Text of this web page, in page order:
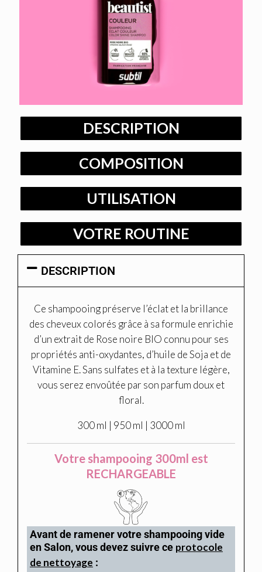
DESCRIPTION
COMPOSITION
UTILISATION
VOTRE ROUTINE
DESCRIPTION
Ce shampooing préserve l’éclat et la brillance
des cheveux colorés grâce à sa formule enrichie
d’un extrait de Rose noire BIO connu pour ses
propriétés anti-oxydantes, d’huile de Soja et de
Vitamine E. Sans sulfates et à la texture légère,
vous serez envoûtée par son parfum doux et
floral.
300 ml | 950 ml | 3000 ml
Votre shampooing 300ml est
RECHARGEABLE
Avant de ramener votre shampooing vide
en Salon, vous devez suivre ce protocole
de nettoyage :